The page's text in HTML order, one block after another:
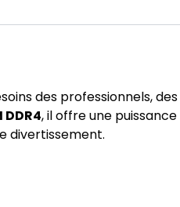
des professionnels,
DDR4, il offre une
divertissement.